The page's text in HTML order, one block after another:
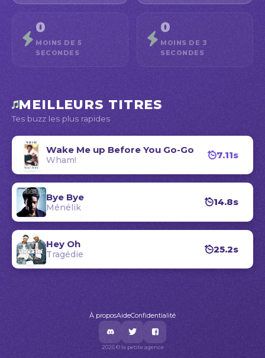
0
MOINS DE 5
SECONDES
0
MOINS DE 3
SECONDES
MEILLEURS TITRES
Tes buzz les plus rapides
Wake Me up Before You Go-Go
Wham! 7.11s
Bye Bye
Ménélik 14.8s
Hey Oh
Tragédie 25.2s
À proposAideConfidentialité
2026 © la petite agence